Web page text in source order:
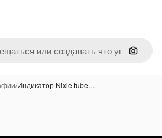
Поиск
/Индикатор Nixie tube…